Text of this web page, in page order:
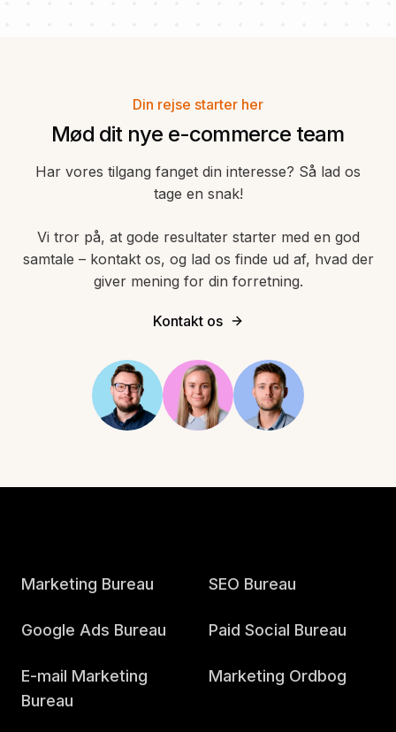
Din rejse starter her
Mød dit nye e-commerce team
Har vores tilgang fanget din interesse? Så lad os
tage en snak!
Vi tror på, at gode resultater starter med en god
samtale – kontakt os, og lad os finde ud af, hvad der
giver mening for din forretning.
Kontakt os
Marketing Bureau SEO Bureau
Google Ads Bureau Paid Social Bureau
E-mail Marketing
Bureau
Marketing Ordbog